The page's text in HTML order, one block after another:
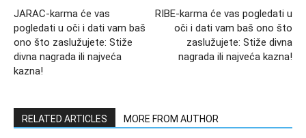
JARAC-karma će vas
pogledati u oči i dati vam baš
ono što zaslužujete: Stiže
divna nagrada ili najveća
kazna!
RIBE-karma će vas pogledati u
oči i dati vam baš ono što
zaslužujete: Stiže divna
nagrada ili najveća kazna!
RELATED ARTICLES MORE FROM AUTHOR